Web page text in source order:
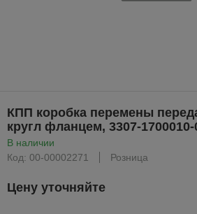
КПП коробка перемены
кругл фланцем, 3307-1700010-
В наличии
Код: 00-00002271
Розница
Цену уточняйте